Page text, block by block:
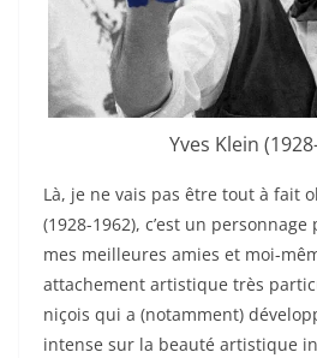
Yves Klein
Là, je ne vais pas être tout à fait
(1928-1962), c’est un
mes meilleures amies et moi-
attachement artistique très
niçois qui a (notamment)
intense sur la beauté artistique